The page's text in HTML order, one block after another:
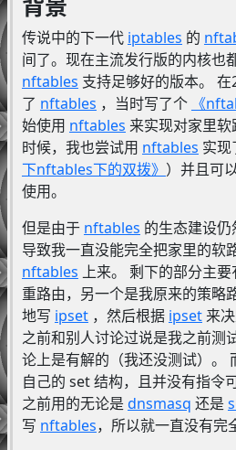
传说中的下一代 iptables 的
间了。现在主流发行版的内核也
nftables 支持足够好的版本。
了 nftables ，当时写了个 《
始使用 nftables 来实现对家里
时候，我也尝试用 nftables 实现
下nftables下的双拨》 ）并且可
使用。
但是由于 nftables 的生态建设
导致我一直没能完全把家里的软
nftables 上来。 剩下的部分主
重路由，另一个是我原来的策略
地写 ipset，然后根据 ipset来
之前和别人讨论过说是我之前测
论上是有解的（我还没测试）。
自己的 set 结构，且并没有指令
之前用的无论是 dnsmasq 还是
写 nftables，所以就一直没有完